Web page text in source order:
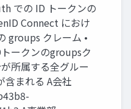
での ID トークンの
Connect におけ
groups クレーム •
ークンのgroupsク
所属する全グルー
まれる A会社